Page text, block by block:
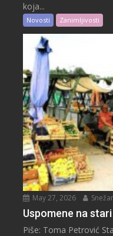
koja...
Novosti Zanimljivosti
May 27, 2026
Uspomene na
Piše: Toma Petrović